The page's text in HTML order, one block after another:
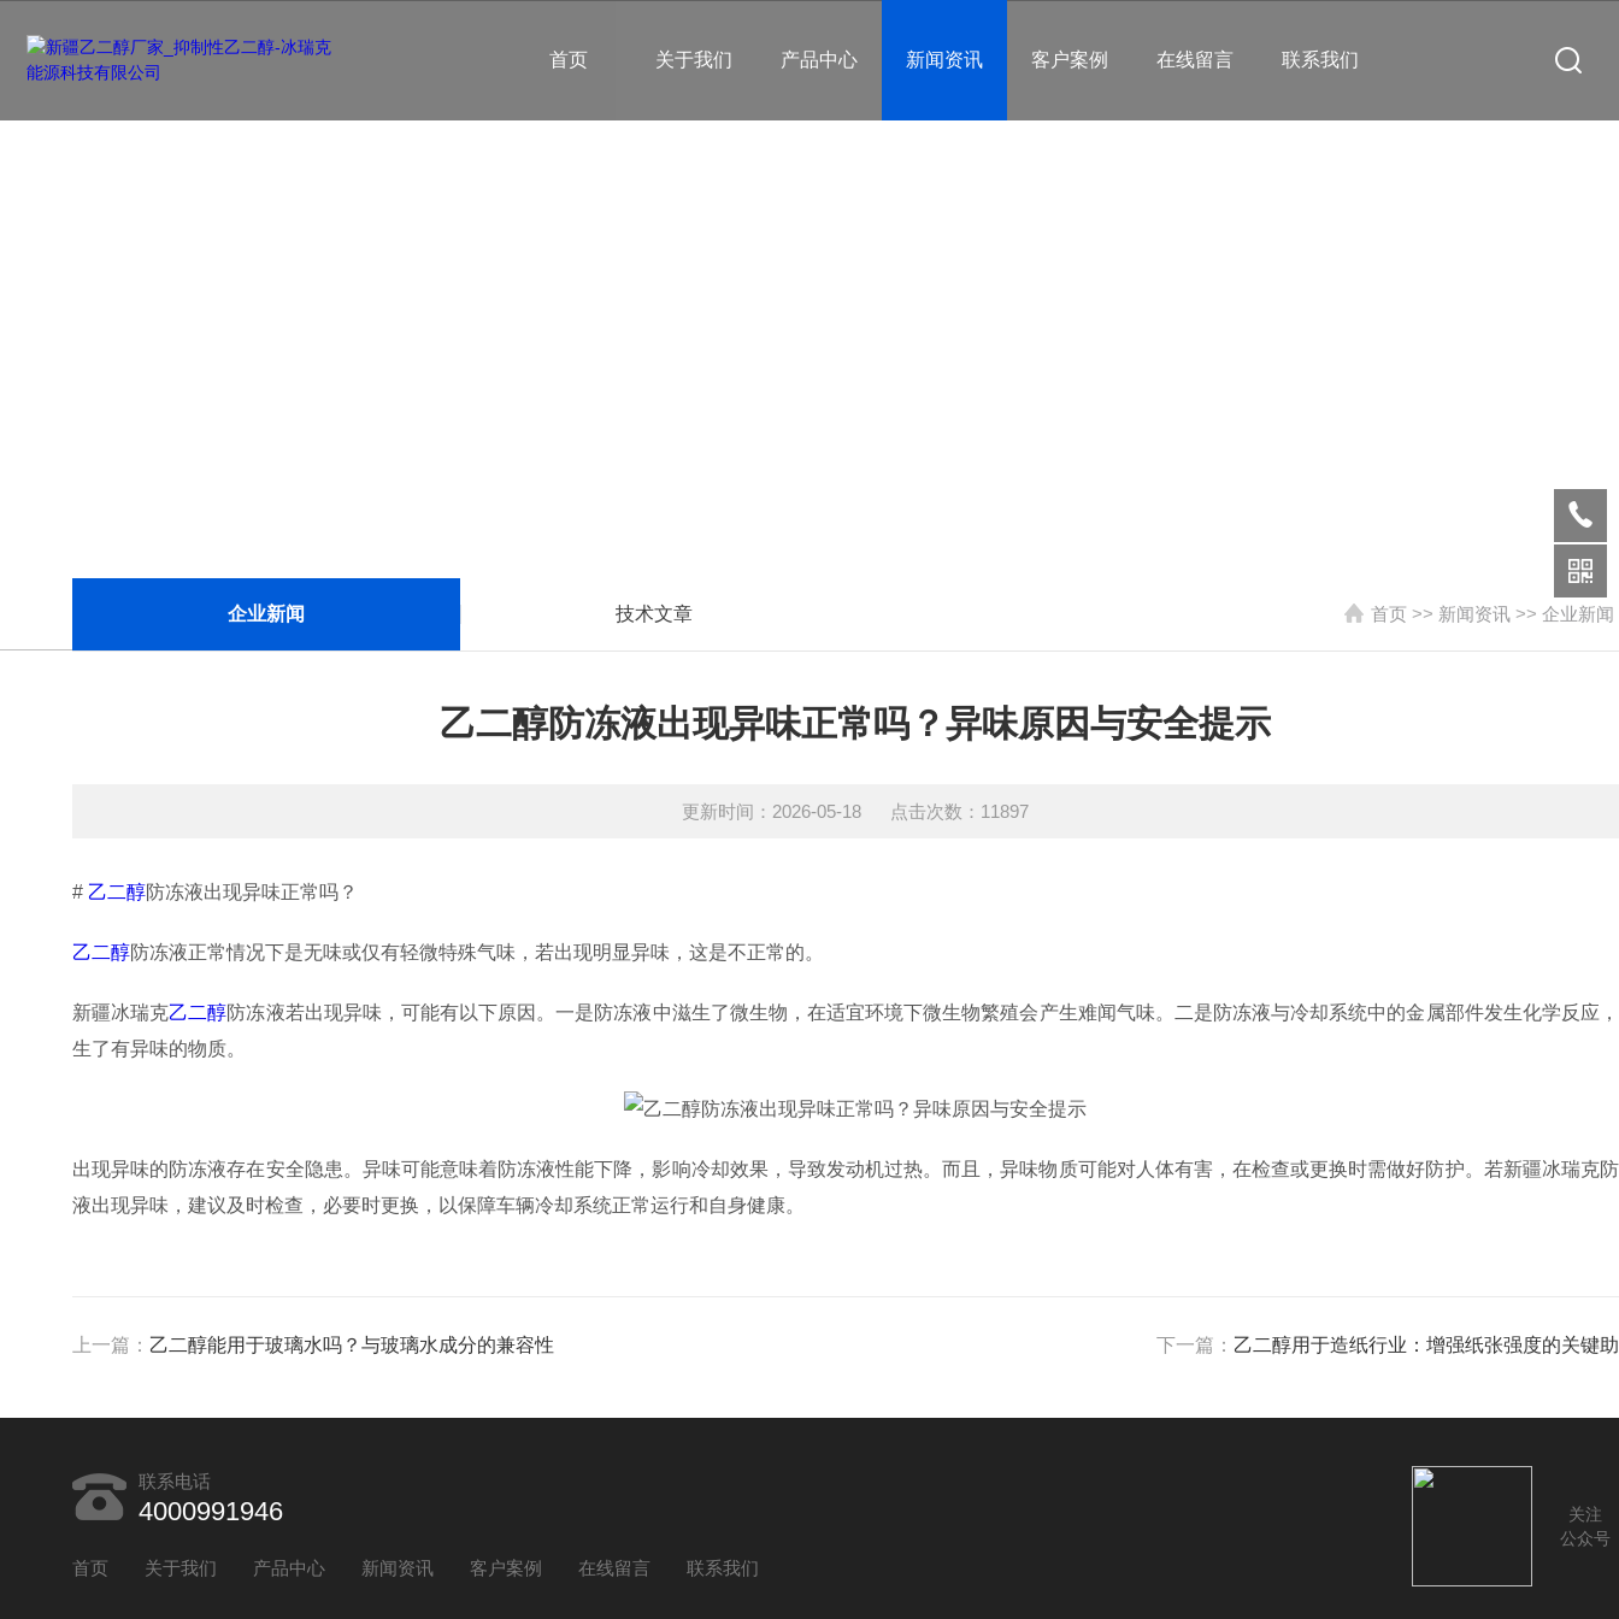
首页 关于我们 产品中心 新闻资讯 客户案例 在线留言 联系我们
企业新闻 技术文章 首页 >> 新闻资讯 >> 企业新闻
乙二醇防冻液出现异味正常吗？异味原因与安全提示
更新时间：2026-05-18 点击次数：11897
# 乙二醇防冻液出现异味正常吗？
乙二醇防冻液正常情况下是无味或仅有轻微特殊气味，若出现明显异味，这是不正常的。
新疆冰瑞克乙二醇防冻液若出现异味，可能有以下原因。一是防冻液中滋生了微生物，在适宜环境下微生物繁殖会产生难闻气味。二是防冻液与冷却系统中的金属部件发生化学反应
生了有异味的物质。
出现异味的防冻液存在安全隐患。异味可能意味着防冻液性能下降，影响冷却效果，导致发动机过热。而且，异味物质可能对人体有害，在检查或更换时需做好防护。若新疆冰瑞克
液出现异味，建议及时检查，必要时更换，以保障车辆冷却系统正常运行和自身健康。
上一篇： 乙二醇能用于玻璃水吗？与玻璃水成分的兼容性 下一篇： 乙二醇用于造纸行业：增强纸张强度的关键
联系电话
4000991946
首页 关于我们 产品中心 新闻资讯 客户案例 在线留言 联系我们
关注
公众号